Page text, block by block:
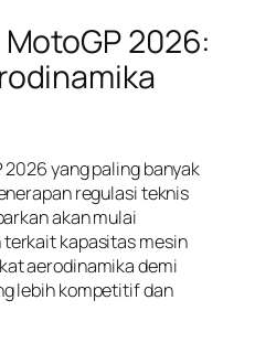
2026:
yang paling banyak
regulasi teknis
akan mulai
kapasitas mesin
aerodinamika demi
lebih kompetitif dan